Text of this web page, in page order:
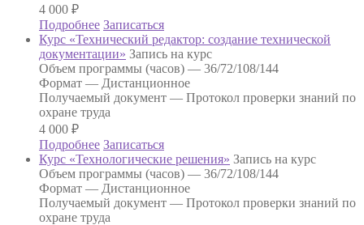
4 000 ₽
Подробнее Записаться
Курс «Технический редактор: создание технической
документации» Запись на курс
Объем программы (часов) — 36/72/108/144
Формат — Дистанционное
Получаемый документ — Протокол проверки знаний по
охране труда
4 000 ₽
Подробнее Записаться
Курс «Технологические решения» Запись на курс
Объем программы (часов) — 36/72/108/144
Формат — Дистанционное
Получаемый документ — Протокол проверки знаний по
охране труда